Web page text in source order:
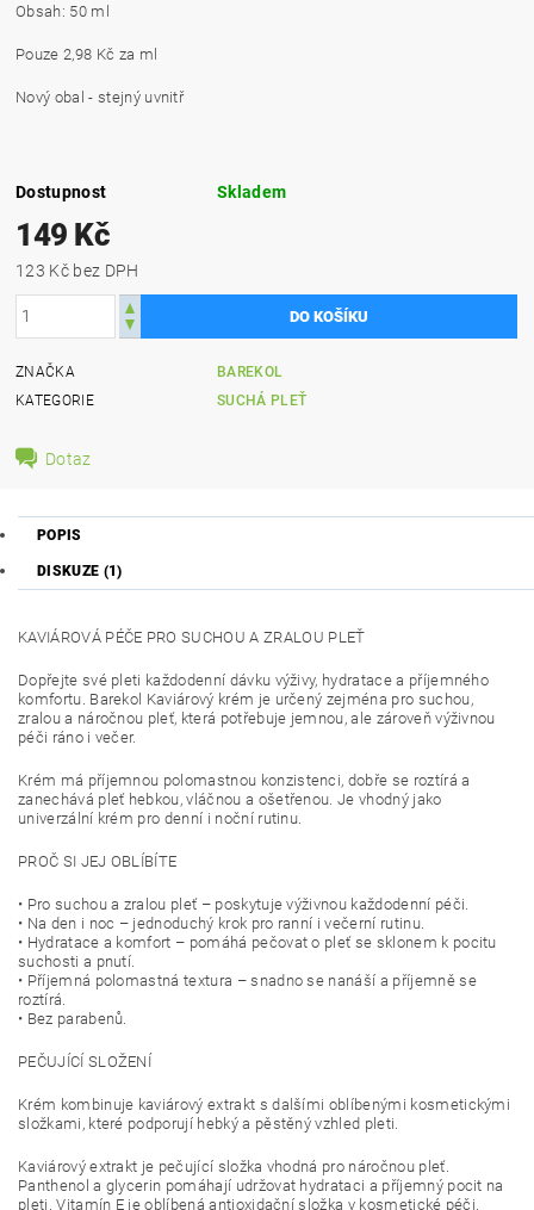
Obsah: 50 ml
Pouze 2,98 Kč za ml
Nový obal - stejný uvnitř
Dostupnost Skladem
149 Kč
123 Kč bez DPH
ZNAČKA
BAREKOL
KATEGORIE
SUCHÁ PLEŤ
Dotaz
POPIS
DISKUZE (1)
KAVIÁROVÁ PÉČE PRO SUCHOU A ZRALOU PLEŤ
Dopřejte své pleti každodenní dávku výživy, hydratace a příjemného
komfortu. Barekol Kaviárový krém je určený zejména pro suchou,
zralou a náročnou pleť, která potřebuje jemnou, ale zároveň výživnou
péči ráno i večer.
Krém má příjemnou polomastnou konzistenci, dobře se roztírá a
zanechává pleť hebkou, vláčnou a ošetřenou. Je vhodný jako
univerzální krém pro denní i noční rutinu.
PROČ SI JEJ OBLÍBÍTE
• Pro suchou a zralou pleť – poskytuje výživnou každodenní péči.
• Na den i noc – jednoduchý krok pro ranní i večerní rutinu.
• Hydratace a komfort – pomáhá pečovat o pleť se sklonem k pocitu
suchosti a pnutí.
• Příjemná polomastná textura – snadno se nanáší a příjemně se
roztírá.
• Bez parabenů.
PEČUJÍCÍ SLOŽENÍ
Krém kombinuje kaviárový extrakt s dalšími oblíbenými kosmetickými
složkami, které podporují hebký a pěstěný vzhled pleti.
Kaviárový extrakt je pečující složka vhodná pro náročnou pleť.
Panthenol a glycerin pomáhají udržovat hydrataci a příjemný pocit na
pleti. Vitamín E je oblíbená antioxidační složka v kosmetické péči.